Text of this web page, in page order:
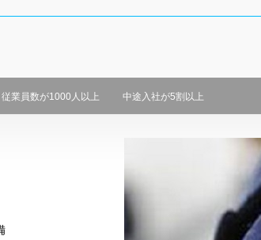
従業員数が1000人以上 中途入社が5割以上